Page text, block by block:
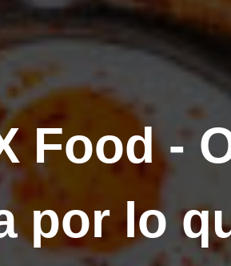
Food -
por lo